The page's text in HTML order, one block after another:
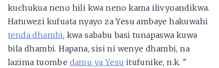
kuchukua neno hili kwa neno kama ilivyoandikwa.
Hatuwezi kufuata nyayo za Yesu ambaye hakuwahi
tenda dhambi, kwa sababu basi tunapaswa kuwa
bila dhambi. Hapana, sisi ni wenye dhambi, na
lazima tuombe damu ya Yesu itufunike, n.k. "